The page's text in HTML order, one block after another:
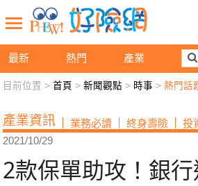
最新 熱門 產業
2款保單
新聞觀點 業務交流 好險
退休先準備 好險學堂 輔銷
目前位置 >首頁 >新聞觀點 > 時事 >熱門話
產業資訊 業務必讀 終身壽險 投
2021/10/29
2款保單助攻！銀